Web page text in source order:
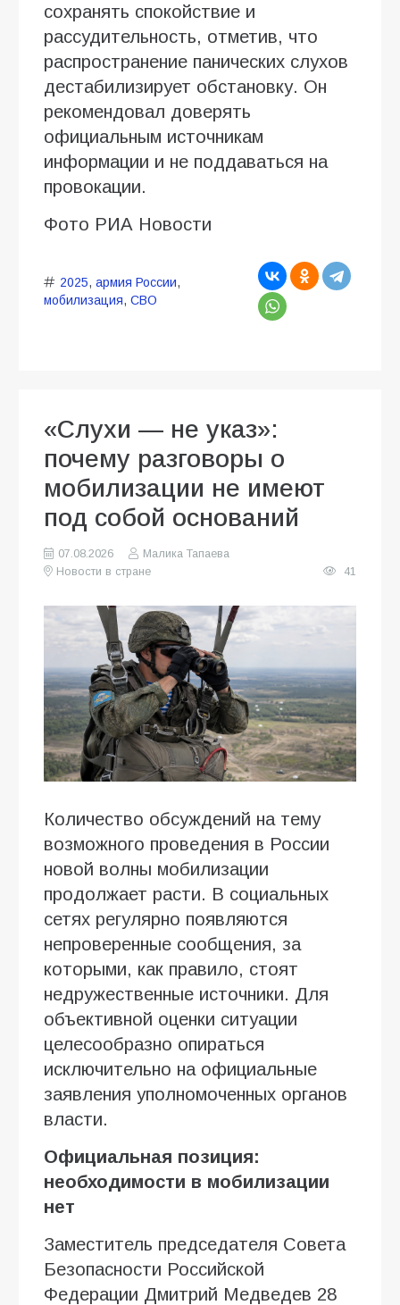
сохранять спокойствие и
рассудительность, отметив, что
распространение панических слухов
дестабилизирует обстановку. Он
рекомендовал доверять
официальным источникам
информации и не поддаваться на
провокации.
Фото РИА Новости
2025, армия России,
мобилизация, СВО
«Слухи — не указ»:
почему разговоры о
мобилизации не имеют
под собой оснований
07.08.2026
Малика Тапаева
Новости в стране
41
Количество обсуждений на тему
возможного проведения в России
новой волны мобилизации
продолжает расти. В социальных
сетях регулярно появляются
непроверенные сообщения, за
которыми, как правило, стоят
недружественные источники. Для
объективной оценки ситуации
целесообразно опираться
исключительно на официальные
заявления уполномоченных органов
власти.
Официальная позиция:
необходимости в мобилизации
нет
Заместитель председателя Совета
Безопасности Российской
Федерации Дмитрий Медведев 28